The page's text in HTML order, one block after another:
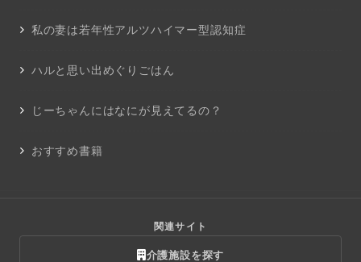
私の妻は若年性アルツハイマー型認知症
ハルと思い出めぐりごはん
じーちゃんにはなにが見えてるの？
おすすめ書籍
関連サイト
介護施設を探す